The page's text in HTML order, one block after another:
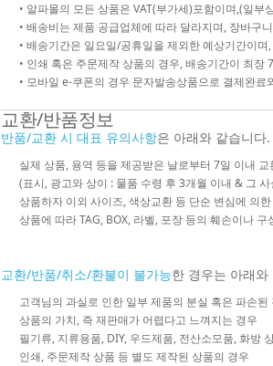
• 알파몰의 모든 상품은 VAT(부가세)포함이며,(일
• 배송비는 제품 공급업체에 따라 달라지며, 장바구
• 배송기간은 일요일/공휴일을 제외한 예상기간이
• 인쇄 혹은 주문제작 상품의 경우, 배송기간이 최장
• 모바일 e-쿠폰의 경우 문자발송상품으로 결제완
교환/반품정보
반품/교환 시 대표 유의사항은 아래와 같습니다.
실제 상품, 용역 등을 제공받은 날로부터 7일 이내
(표시, 광고와 상이 : 물품 수령 후 3개월 이내 & 그
상품하자 이외 사이즈, 색상교환 등 단순 변심에 의
상품에 따라 TAG, BOX, 라벨, 포장 등의 훼손이나
교환/반품/취소/환불이 불가능한 경우는 아래와
고객님의 과실로 인한 일부 제품의 분실 혹은 파손된
상품의 가치, 즉 재판매가 어렵다고 느껴지는 경우
필기류, 지류용품, DIY, 우드제품, 전산소모품, 화방
인쇄, 주문제작 상품 등 별도 제작된 상품의 경우